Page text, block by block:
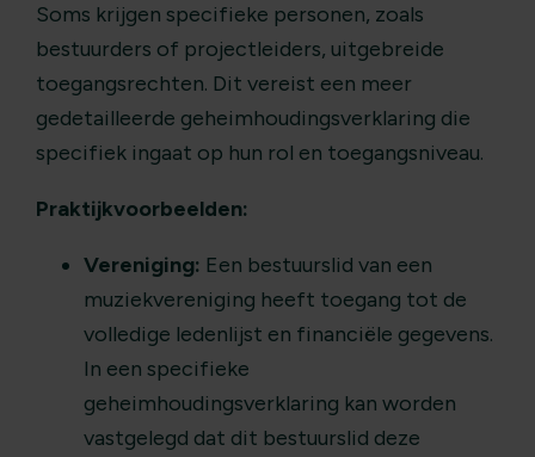
Soms krijgen specifieke personen, zoals
bestuurders of projectleiders, uitgebreide
toegangsrechten. Dit vereist een meer
gedetailleerde geheimhoudingsverklaring die
specifiek ingaat op hun rol en toegangsniveau.
Praktijkvoorbeelden:
Vereniging: Een bestuurslid van een
muziekvereniging heeft toegang tot de
volledige ledenlijst en financiële gegevens.
In een specifieke
geheimhoudingsverklaring kan worden
vastgelegd dat dit bestuurslid deze